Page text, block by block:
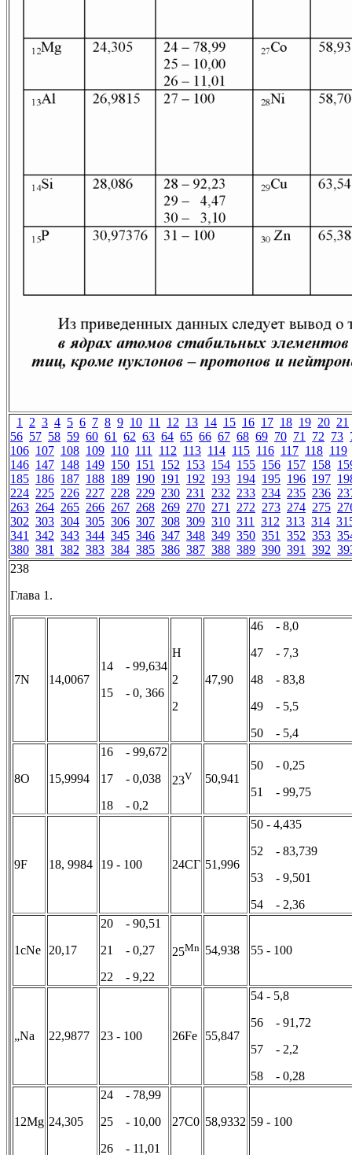
1 2 3 4 5 6 7 8 9 10 11 12 13 14 15 16 17 18 19 20 21
56 57 58 59 60 61 62 63 64 65 66 67 68 69 70 71 72 73
106 107 108 109 110 111 112 113 114 115 116 117 118 119
146 147 148 149 150 151 152 153 154 155 156 157 158
185 186 187 188 189 190 191 192 193 194 195 196 197
224 225 226 227 228 229 230 231 232 233 234 235 236
263 264 265 266 267 268 269 270 271 272 273 274 275
302 303 304 305 306 307 308 309 310 311 312 313 314
341 342 343 344 345 346 347 348 349 350 351 352 353
380 381 382 383 384 385 386 387 388 389 390 391 392
238
Глава 1.
7N 14,0067
14 - 99,634
15 - 0, 366
H
2
2
47,90
46 - 8,0
47 - 7,3
48 - 83,8
49 - 5,5
50 - 5,4
8O 15,9994
16 - 99,672
17 - 0,038
18 - 0,2
23V 50,941
50 - 0,25
51 - 99,75
9F 18, 9984 19 - 100 24СГ 51,996
50 - 4,435
52 - 83,739
53 - 9,501
54 - 2,36
1cNe 20,17
20 - 90,51
21 - 0,27
22 - 9,22
25Mn 54,938 55 - 100
„Na 22,9877 23 - 100 26Fe 55,847
54 - 5,8
56 - 91,72
57 - 2,2
58 - 0,28
12Mg 24,305
24 - 78,99
25 - 10,00
26 - 11,01
27C0 58,9332 59 - 100